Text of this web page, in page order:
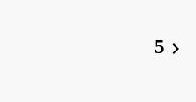
5 chevron_right